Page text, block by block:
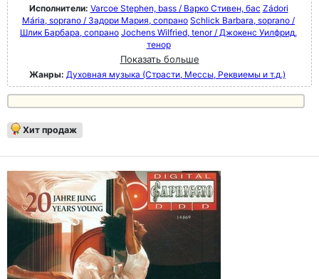
Исполнители: Varcoe Stephen, bass / Варко Стивен, бас Zádori
Mária, soprano / Задори Мария, сопрано Schlick Barbara, soprano /
Шлик Барбара, сопрано Jochens Wilfried, tenor / Джокенс Уилфрид,
тенор
Показать больше
Жанры: Духовная музыка (Страсти, Мессы, Реквиемы и т.д.)
Хит продаж